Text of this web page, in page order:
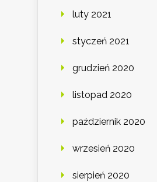
luty 2021
styczeń 2021
grudzień 2020
listopad 2020
październik 2020
wrzesień 2020
sierpień 2020